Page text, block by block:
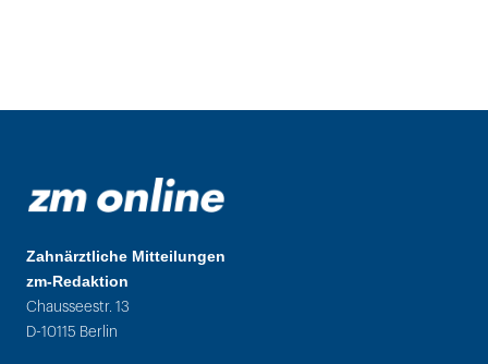
Zahnärztliche Mitteilungen
zm-Redaktion
Chausseestr. 13
D-10115 Berlin